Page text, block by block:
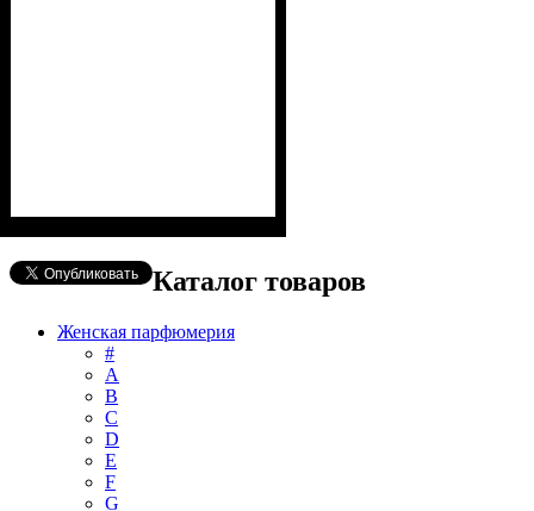
Каталог товаров
Женская парфюмерия
#
А
B
C
D
E
F
G